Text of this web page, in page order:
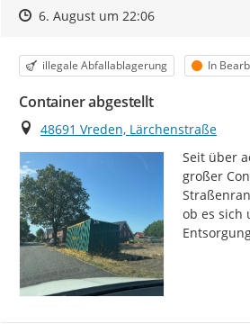
Zeitpunkt des Erstellens
Zeitpunkt des Erstellens
6. August um 22:06Zur Äußerung
Kategorie
illegale Abfallablagerung Status
In
Container abgestellt
Ort
48691 Vreden, Lärchenstraße
Seit über
großer
ob es sich